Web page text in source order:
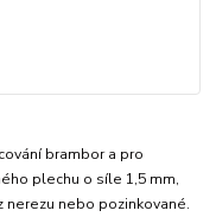
brambor a pro
plechu o síle 1,5 mm,
nerezu nebo pozinkované.